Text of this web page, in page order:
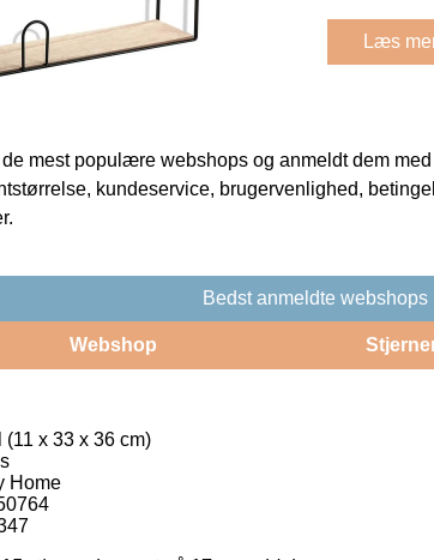
Læs
mest populære webshops og anmeldt dem
kundeservice, brugervenlighed,
Bedst anmeldte webshops
Webshop
(11 x 33 x 36 cm)
Home